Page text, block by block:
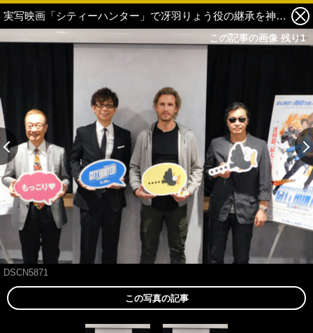
実写映画「シティーハンター」で冴羽りょう役の継承を神谷明が後押し！山寺宏一「神谷さんに感謝です」【レポート】 1枚目の写真・画像
DSCN5871
この記事の画像 残り1
この写真の記事
この記事の画像 残り1